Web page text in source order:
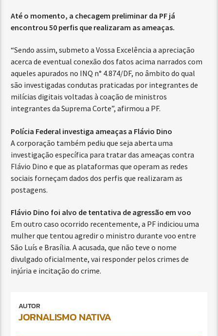
Até o momento, a checagem preliminar da PF já
encontrou 50 perfis que realizaram as ameaças.
“Sendo assim, submeto a Vossa Excelência a apreciação
acerca de eventual conexão dos fatos acima narrados com
aqueles apurados no INQ n° 4.874/DF, no âmbito do qual
são investigadas condutas praticadas por integrantes de
milícias digitais voltadas à coação de ministros
integrantes da Suprema Corte”, afirmou a PF.
Polícia Federal investiga ameaças a Flávio Dino
A corporação também pediu que seja aberta uma
investigação específica para tratar das ameaças contra
Flávio Dino e que as plataformas que operam as redes
sociais forneçam dados dos perfis que realizaram as
postagens.
Flávio Dino foi alvo de tentativa de agressão em voo
Em outro caso ocorrido recentemente, a PF indiciou uma
mulher que tentou agredir o ministro durante voo entre
São Luís e Brasília. A acusada, que não teve o nome
divulgado oficialmente, vai responder pelos crimes de
injúria e incitação do crime.
AUTOR
JORNALISMO NATIVA